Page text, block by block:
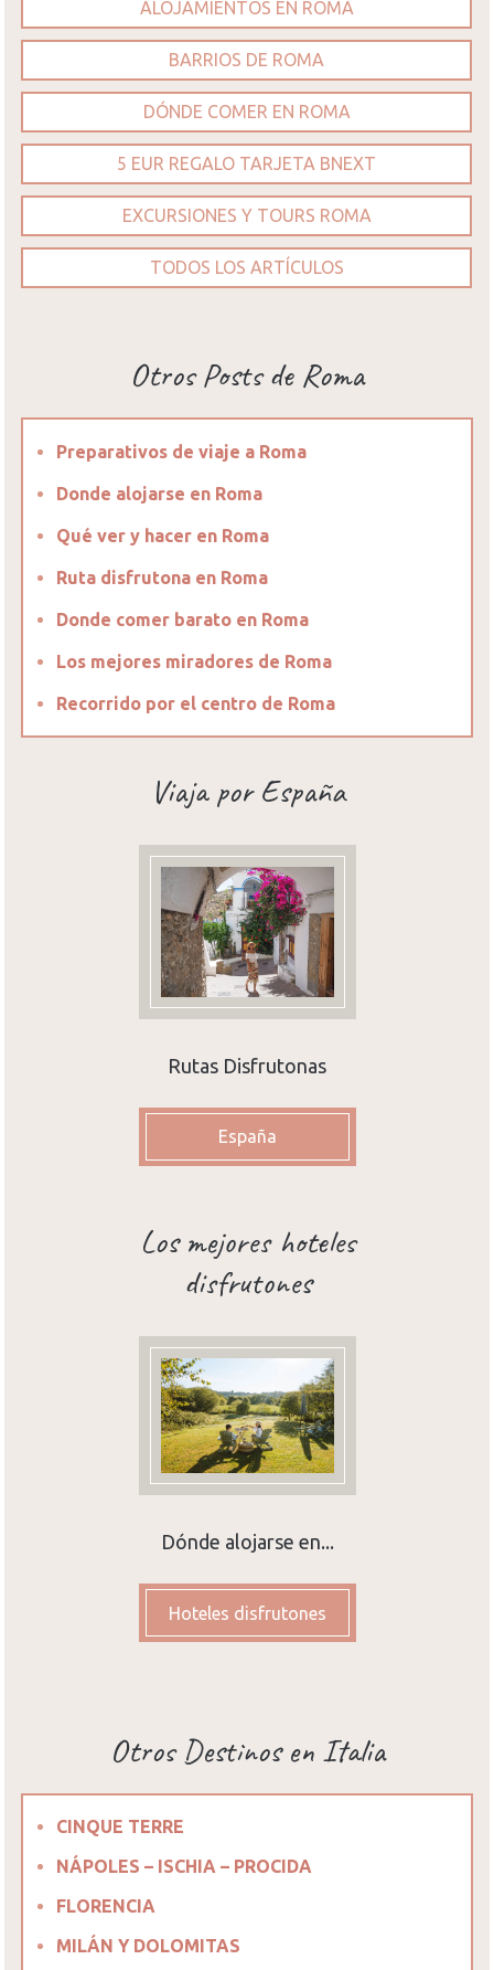
ALOJAMIENTOS EN ROMA
BARRIOS DE ROMA
DÓNDE COMER EN ROMA
5 EUR REGALO TARJETA BNEXT
EXCURSIONES Y TOURS ROMA
TODOS LOS ARTÍCULOS
Otros Posts de Roma
Preparativos de viaje a Roma
Donde alojarse en Roma
Qué ver y hacer en Roma
Ruta disfrutona en Roma
Donde comer barato en Roma
Los mejores miradores de Roma
Recorrido por el centro de Roma
Viaja por España
Rutas Disfrutonas
España
Los mejores hoteles
disfrutones
Dónde alojarse en...
Hoteles disfrutones
Otros Destinos en Italia
CINQUE TERRE
NÁPOLES – ISCHIA – PROCIDA
FLORENCIA
MILÁN Y DOLOMITAS